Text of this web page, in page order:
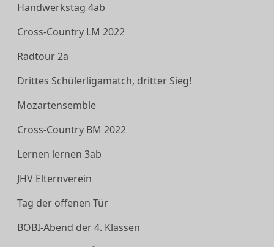
Handwerkstag 4ab
Cross-Country LM 2022
Radtour 2a
Drittes Schülerligamatch, dritter Sieg!
Mozartensemble
Cross-Country BM 2022
Lernen lernen 3ab
JHV Elternverein
Tag der offenen Tür
BOBI-Abend der 4. Klassen